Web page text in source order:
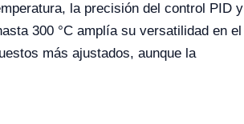
la precisión del control PID y
300 °C amplía su versatilidad en el
más ajustados, aunque la